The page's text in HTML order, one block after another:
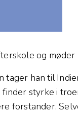
og
tager han til
finder styrke i
forstander.